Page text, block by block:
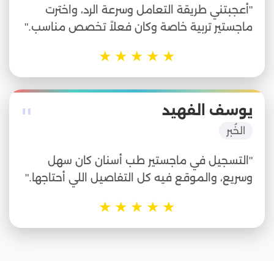
"أعجبتني طريقة التعامل وسرعة الرد، واخترت
ماجستير تربية خاصة وكان فعلاً تخصص مناسب."
★
★
★
★
★
" يوسف الفهيد
الخُبر
"التسجيل في ماجستير طب أسنان كان سهل
وسريع، والموقع فيه كل التفاصيل اللي أحتاجها."
★
★
★
★
★